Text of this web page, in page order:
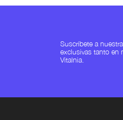
Suscríbete a
exclusivas tanto en
Vitalnia.